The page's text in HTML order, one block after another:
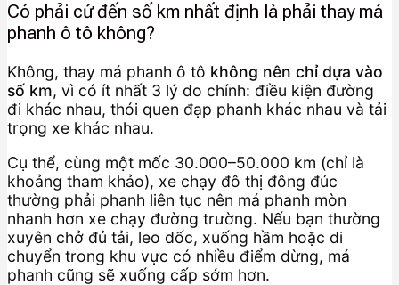
Có phải cứ đến số km nhất định là phải thay má
phanh ô tô không?
Không, thay má phanh ô tô không nên chỉ dựa vào
số km, vì có ít nhất 3 lý do chính: điều kiện đường
đi khác nhau, thói quen đạp phanh khác nhau và tải
trọng xe khác nhau.
Cụ thể, cùng một mốc 30.000–50.000 km (chỉ là
khoảng tham khảo), xe chạy đô thị đông đúc
thường phải phanh liên tục nên má phanh mòn
nhanh hơn xe chạy đường trường. Nếu bạn thường
xuyên chở đủ tải, leo dốc, xuống hầm hoặc di
chuyển trong khu vực có nhiều điểm dừng, má
phanh cũng sẽ xuống cấp sớm hơn.